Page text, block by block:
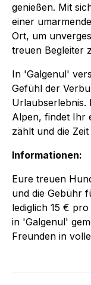
genießen. Mit
einer
Ort, um
treuen Begleiter
In 'Galgenul'
Gefühl der
Alpen, findet Ihr
zählt und die
Informationen:
Eure treuen
und die Gebühr
lediglich 15 €
in 'Galgenul'
Freunden in